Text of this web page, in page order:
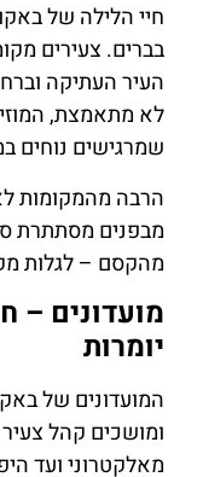
חיי הלילה של
בברים. צעירים
העיר העתיקה
לא מתאמצת,
שמרגישים נוחים
הרבה מהמקומות
מבפנים מסתתרת
מהקסם – לגלות
מועדונים –
יומרות
המועדונים של
ומושכים קהל
מאלקטרוני ועד